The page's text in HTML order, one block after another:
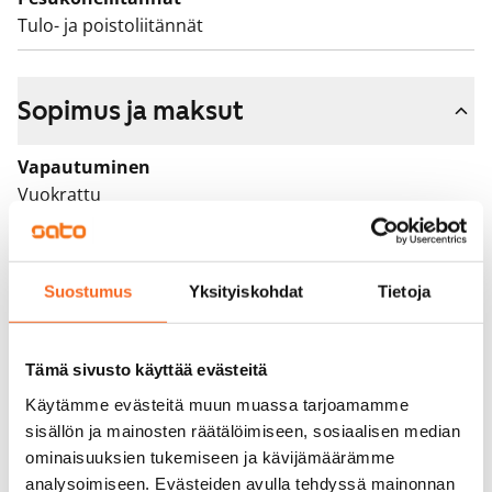
Suostumus Yksityiskohdat Tietoja
Tämä sivusto käyttää evästeitä
Käytämme evästeitä muun muassa tarjoamamme
sisällön ja mainosten räätälöimiseen, sosiaalisen median
ominaisuuksien tukemiseen ja kävijämäärämme
analysoimiseen. Evästeiden avulla tehdyssä mainonnan
Tulo- ja poistoliitännät
Sopimus ja maksut
Vapautuminen
Vuokrattu
Varallisuusrajat
Ei
Vuokra
Vuokravakuus
Kotivakuutus
Pakollinen, ei sisälly vuokraan